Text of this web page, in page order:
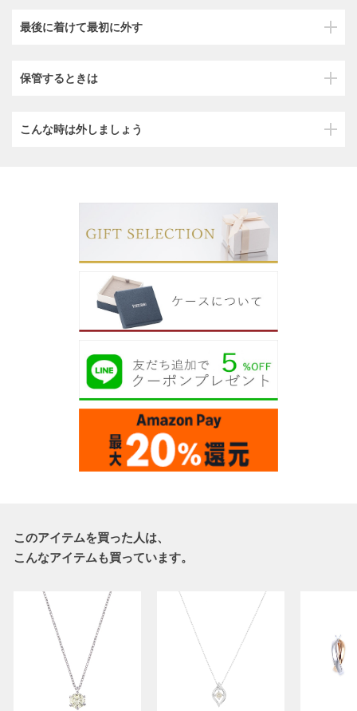
最後に着けて最初に外す
保管するときは
こんな時は外しましょう
このアイテムを買った人は、
こんなアイテムも買っています。